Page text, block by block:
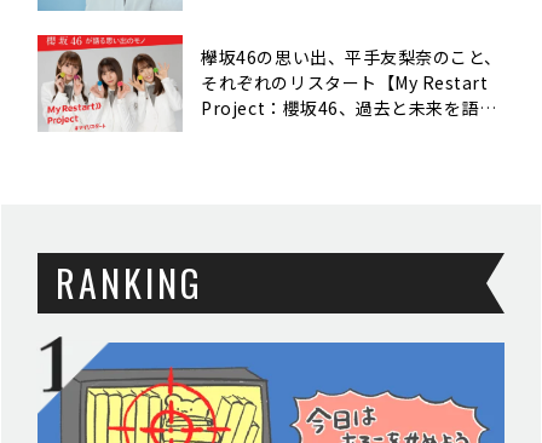
欅坂46の思い出、平手友梨奈のこと、
それぞれのリスタート【My Restart
Project：櫻坂46、過去と未来を語
RANKING